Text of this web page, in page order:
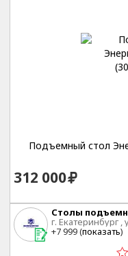
Подъемный стол
312 000
Столы
г. Екатеринбург ,
+7 999 (показать)